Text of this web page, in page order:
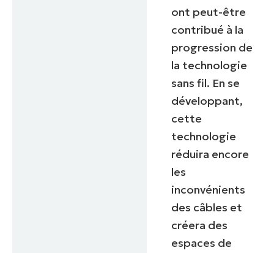
ont peut-être
contribué à la
progression de
la technologie
sans fil. En se
développant,
cette
technologie
réduira encore
les
inconvénients
des câbles et
créera des
espaces de